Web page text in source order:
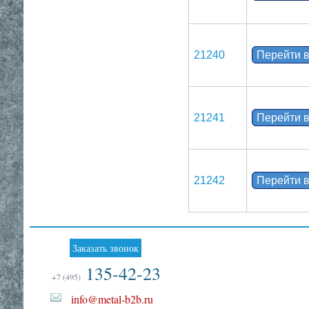
21240 Перейти
21241 Перейти
21242 Перейти
Заказать звонок
+7 (495)135-42-23
info@metal-b2b.ru